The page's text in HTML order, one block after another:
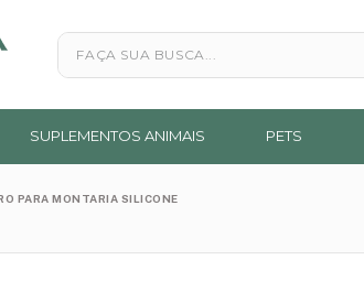
Faça sua busca...
SUPLEMENTOS ANIMAIS PETS
PARA MONTARIA SILICONE